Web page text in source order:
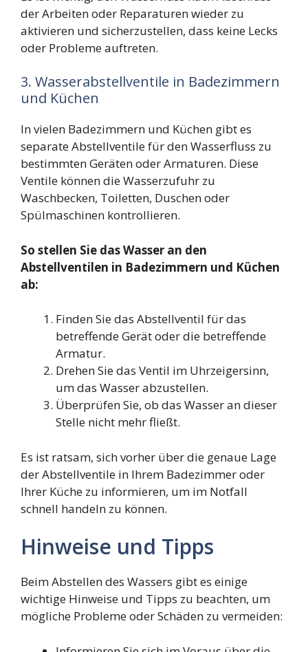
der Arbeiten oder Reparaturen wieder zu
aktivieren und sicherzustellen, dass keine Lecks
oder Probleme auftreten.
3. Wasserabstellventile in Badezimmern
und Küchen
In vielen Badezimmern und Küchen gibt es
separate Abstellventile für den Wasserfluss zu
bestimmten Geräten oder Armaturen. Diese
Ventile können die Wasserzufuhr zu
Waschbecken, Toiletten, Duschen oder
Spülmaschinen kontrollieren.
So stellen Sie das Wasser an den
Abstellventilen in Badezimmern und Küchen
ab:
Finden Sie das Abstellventil für das
betreffende Gerät oder die betreffende
Armatur.
Drehen Sie das Ventil im Uhrzeigersinn,
um das Wasser abzustellen.
Überprüfen Sie, ob das Wasser an dieser
Stelle nicht mehr fließt.
Es ist ratsam, sich vorher über die genaue Lage
der Abstellventile in Ihrem Badezimmer oder
Ihrer Küche zu informieren, um im Notfall
schnell handeln zu können.
Hinweise und Tipps
Beim Abstellen des Wassers gibt es einige
wichtige Hinweise und Tipps zu beachten, um
mögliche Probleme oder Schäden zu vermeiden: